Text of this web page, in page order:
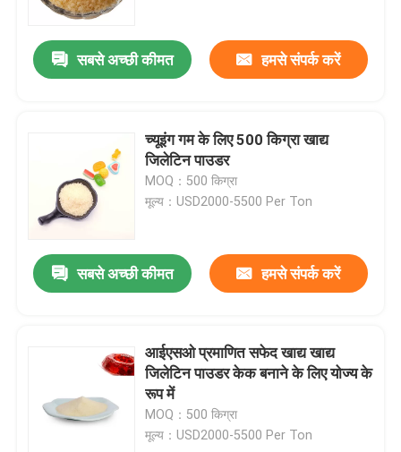
सबसे अच्छी कीमत हमसे संपर्क करें
च्यूइंग गम के लिए 500 किग्रा खाद्य
जिलेटिन पाउडर
MOQ：500 किग्रा
मूल्य：USD2000-5500 Per Ton
सबसे अच्छी कीमत हमसे संपर्क करें
आईएसओ प्रमाणित सफेद खाद्य खाद्य
जिलेटिन पाउडर केक बनाने के लिए योज्य के
रूप में
MOQ：500 किग्रा
मूल्य：USD2000-5500 Per Ton